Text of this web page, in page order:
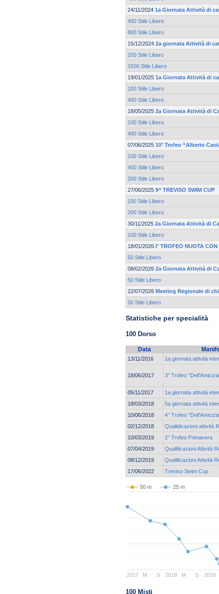
24/11/2024 1a Giornata Attività di
400 Stile Libero
800 Stile Libero
15/12/2024 2a giornata Attività di
200 Stile Libero
1500 Stile Libero
19/01/2025 1a Giornata Attività di
100 Stile Libero
400 Stile Libero
18/05/2025 2a Giornata Attività di
100 Stile Libero
400 Stile Libero
07/06/2025 10° Trofeo “Alberto
100 Stile Libero
400 Stile Libero
200 Stile Libero
27/06/2025 9^ TREVISO SWIM CUP
100 Stile Libero
200 Stile Libero
30/11/2025 2a Giornata Attività di
100 Stile Libero
18/01/2026 I° TROFEO NUOTA CON
50 Stile Libero
08/02/2026 2a Giornata Attività di
50 Stile Libero
22/07/2026 Meeting Regionale di
50 Stile Libero
Statistiche per specialità
100 Dorso
Data
13/11/2016 1a giornata attività
18/06/2017 3° Trofeo
05/11/2017
1a giornata attività
18/03/2018
5a giornata attività
10/06/2018
4° Trofeo
02/12/2018
Qualidicazioni attività
10/03/2019
2° Trofeo Primavera
07/04/2019
Qualificazioni Attività
08/12/2019
Qualificazioni Attività
17/06/2022
Treviso Swim Cup
50 m 25 m
2017 2018 2019
M S M S
100 Misti